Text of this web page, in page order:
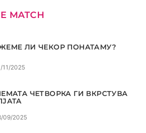
MATCH
ЛИ ЧЕКОР ПОНАТАМУ?
11/2025
ЧЕТВОРКА ГИ ВКРСТУВА
09/2025